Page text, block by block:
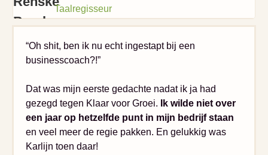
Taalregisseur
“Oh shit, ben ik nu echt ingestapt bij een
businesscoach?!”
Dat was mijn eerste gedachte nadat ik ja had
gezegd tegen Klaar voor Groei.
Ik wilde niet over
een jaar op hetzelfde punt in mijn bedrijf staan
en veel meer de regie pakken. En gelukkig was
Karlijn toen daar!